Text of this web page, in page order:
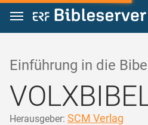
Zum Inhalt springen
Einführung in die
Herausgeber: SCM Verlag